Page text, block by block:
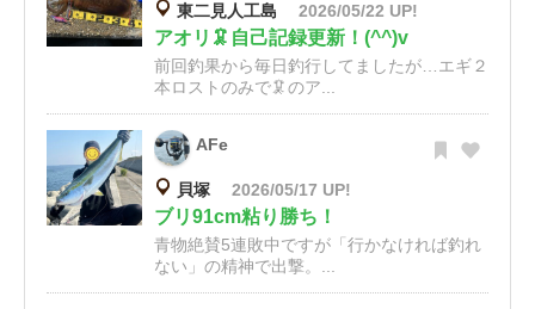
東二見人工島 2026/05/22 UP!
アオリ🦑自己記録更新！(^^)v
前回釣果から毎日釣行してましたが…エギ２
本ロストのみで🦑のア...
AFe
貝塚 2026/05/17 UP!
ブリ91cm粘り勝ち！
青物絶賛5連敗中ですが「行かなければ釣れ
ない」の精神で出撃。...